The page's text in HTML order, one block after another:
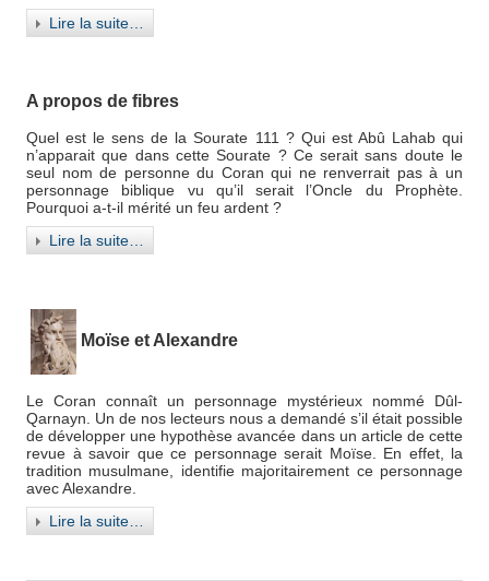
Lire la suite…
A propos de fibres
Quel est le sens de la Sourate 111 ? Qui est Abû Lahab qui
n’apparait que dans cette Sourate ? Ce serait sans doute le
seul nom de personne du Coran qui ne renverrait pas à un
personnage biblique vu qu’il serait l’Oncle du Prophète.
Pourquoi a-t-il mérité un feu ardent ?
Lire la suite…
Moïse et Alexandre
Le Coran connaît un personnage mystérieux nommé Dûl-
Qarnayn. Un de nos lecteurs nous a demandé s’il était possible
de développer une hypothèse avancée dans un article de cette
revue à savoir que ce personnage serait Moïse. En effet, la
tradition musulmane, identifie majoritairement ce personnage
avec Alexandre.
Lire la suite…